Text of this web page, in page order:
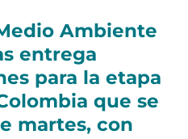
Ambiente
entrega
para la etapa
que se
martes, con